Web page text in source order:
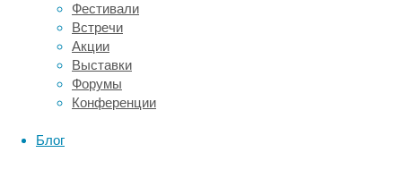
Фестивали
Встречи
Акции
Выставки
Форумы
Конференции
Блог
одна
из
тех
бактерий,
которые
легко